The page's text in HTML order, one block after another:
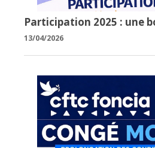
Participation 2025 : une
13/04/2026